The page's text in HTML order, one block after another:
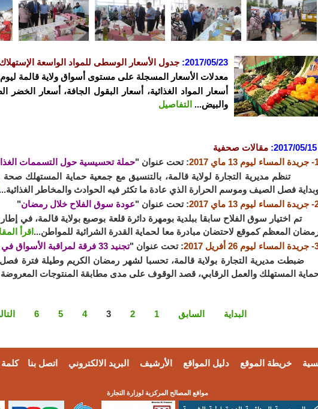
2017/05/23: جدول الأسعار الوسطى للمواد الواسعة الإستهلاك
معدلات الأسعار المسجلة على مستوى أسواق ولاية قالمة ليوم 2017/05/22:
أسعار المواد الغذائية، أسعار البقول الجافة، أسعار الخضر
والبيض... التفاصيل
2017/05/15: مقالات صحفية
13 ماي 2017
: تحت عنوان "حملة تحسيسية حول التسممات
تنظم مديرية التجارة لولاية قالمة، بالتنسيق مع جمعية حماية المستهلك صحة
فصل الصيف وموسم الحرارة الذي عادة ما تكثر فيه الحوادث والمخاطر الغذائية...
جريدة المساء ليوم 13 ماي 2017 : تحت عنوان "عودة سوق الفلاح خلال رمضان"
تم اختيار سوق الفلاح سابقا ببلدية بومهرة دائرة قلعة بوصبع بولاية قالمة، في
المعظم كموقع لاحتضان مبادرة معا لحماية القدرة الشرائية للمواطن... اقرأ
26 أفريل 2017
: تحت عنوان "تجنيد 33 فرقة لمراقبة الأسواق في رمضان
ضبطت مديرية التجارة بولاية قالمة، تحسبا لشهر رمضان الكريم وطيلة فترة
المستهلك والعمل الرقابي، قصد الوقوف على مدى مطابقة المنتوجات
البداية السابق 1
2
3
4
5
6
خريطة الموقع دليل المواقع الأرشيف البريد الالكتروني اتصل بنا كلمة
مواقع المصالح المركزية لوزارة التجارة